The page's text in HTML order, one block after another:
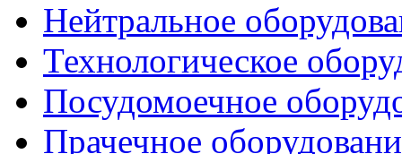
Нейтральное
Технологическое
Посудомоечное
Прачечное